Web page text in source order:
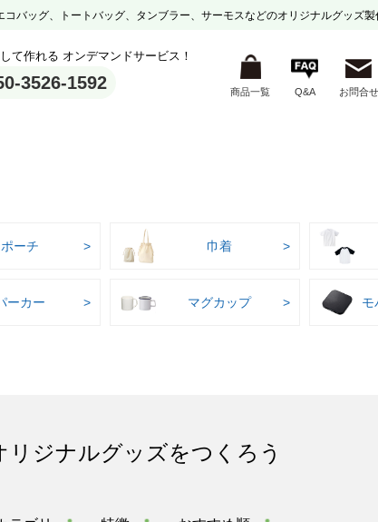
コバッグ、トートバッグ、タンブラー、サーモスなどのオリジナルグッズ
て作れる オンデマンドサービス！
3526-1592 商品一覧 Q&A お問合せ
ポーチ 巾着
ーカー マグカップ モ
ジナルグッズをつくろう